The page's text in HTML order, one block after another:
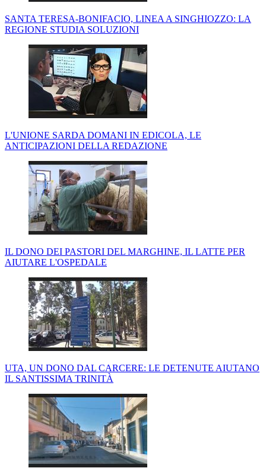
SANTA TERESA-BONIFACIO, LINEA A SINGHIOZZO: LA
REGIONE STUDIA SOLUZIONI
L'UNIONE SARDA DOMANI IN EDICOLA, LE
ANTICIPAZIONI DELLA REDAZIONE
IL DONO DEI PASTORI DEL MARGHINE, IL LATTE PER
AIUTARE L'OSPEDALE
UTA, UN DONO DAL CARCERE: LE DETENUTE AIUTANO
IL SANTISSIMA TRINITÀ